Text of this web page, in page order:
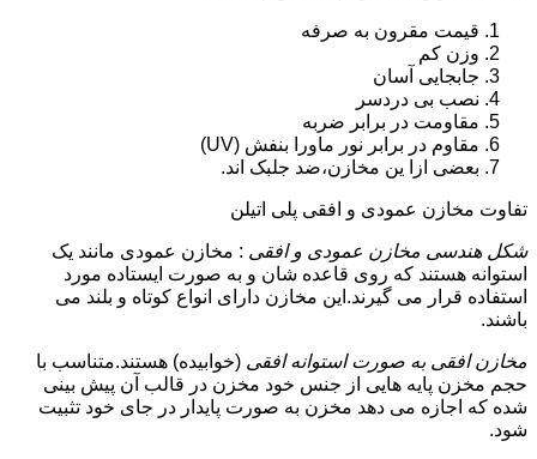
قیمت مقرون به صرفه
وزن کم
جابجایی آسان
نصب بی دردسر
مقاومت در برابر ضربه
مقاوم در برابر نور ماورا بنفش (UV)
بعضی ازا ین مخازن،ضد جلبک اند.
تفاوت مخازن عمودی و افقی پلی اتیلن
شکل هندسی مخازن عمودی و افقی : مخازن عمودی مانند یک
استوانه هستند که روی قاعده شان و به صورت ایستاده مورد
استفاده قرار می گیرند.این مخازن دارای انواع کوتاه و بلند می
باشند.
مخازن افقی به صورت استوانه افقی (خوابیده) هستند.متناسب با
حجم مخزن پایه هایی از جنس خود مخزن در قالب آن پیش بینی
شده که اجازه می دهد مخزن به صورت پایدار در جای خود تثبیت
شود.